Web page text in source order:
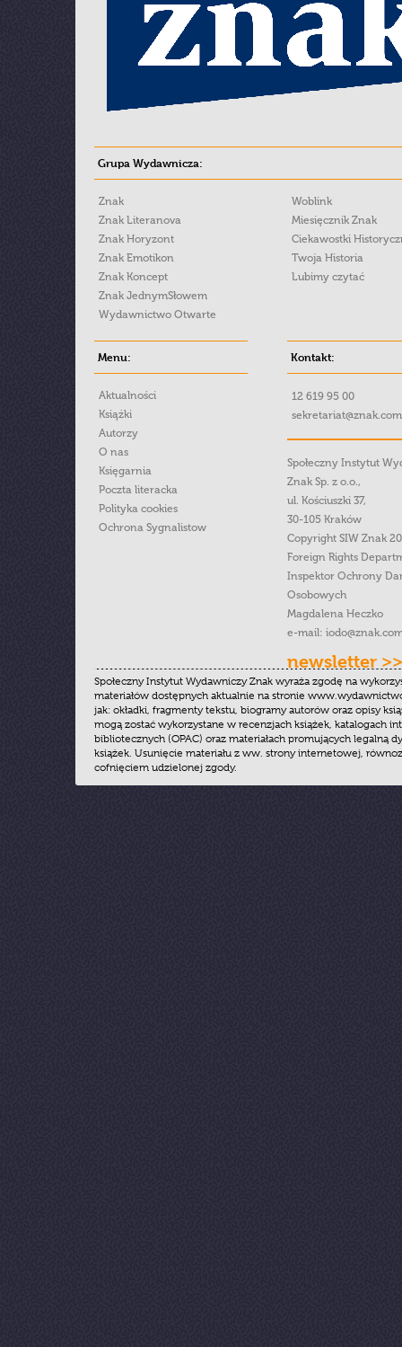
Grupa Wydawnicza:
Znak
Znak Literanova
Znak Horyzont
Znak Emotikon
Znak Koncept
Znak JednymSłowem
Wydawnictwo Otwarte
Woblink
Miesięcznik Znak
Ciekawostki
Twoja Historia
Lubimy czytać
Menu:
Aktualności
Książki
Autorzy
O nas
Księgarnia
Poczta literacka
Polityka cookies
Ochrona Sygnalistow
Kontakt:
12 619 95 00
Społeczny Instytut
Znak Sp. z o.o.,
ul. Kościuszki 37,
30-105 Kraków
Copyright SIW Znak
Foreign Rights
Inspektor Ochrony
Osobowych
Magdalena Heczko
e-mail:
newsletter >>
Społeczny Instytut Wydawniczy Znak wyraża zgodę na
materiałów dostępnych aktualnie na stronie
jak: okładki, fragmenty tekstu, biogramy autorów oraz opisy
mogą zostać wykorzystane w recenzjach książek, katalogach
bibliotecznych (OPAC) oraz materiałach promujących legalną
książek. Usunięcie materiału z ww. strony internetowej,
cofnięciem udzielonej zgody.